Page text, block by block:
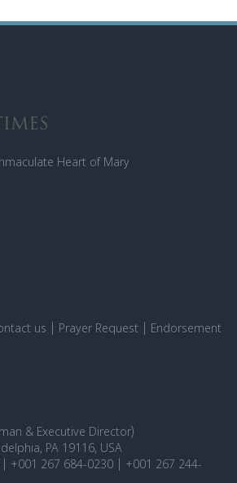
Heart of Mary
us Prayer Request
Endorsement
& Executive Director)
PA 19116, USA
| +001 267 684-0230 | +001 267 244-